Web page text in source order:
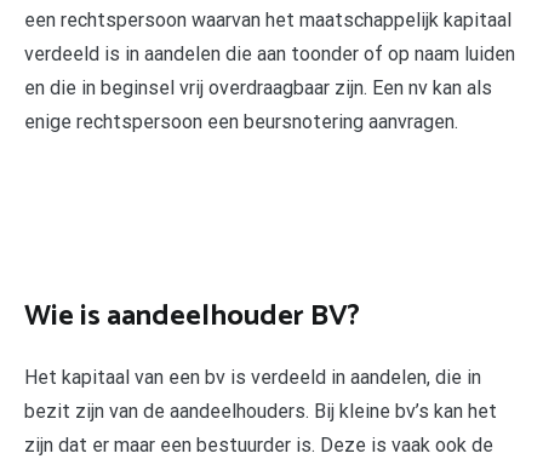
een rechtspersoon waarvan het maatschappelijk kapitaal
verdeeld is in aandelen die aan toonder of op naam luiden
en die in beginsel vrij overdraagbaar zijn. Een nv kan als
enige rechtspersoon een beursnotering aanvragen.
Wie is aandeelhouder BV?
Het kapitaal van een bv is verdeeld in aandelen, die in
bezit zijn van de aandeelhouders. Bij kleine bv’s kan het
zijn dat er maar een bestuurder is. Deze is vaak ook de